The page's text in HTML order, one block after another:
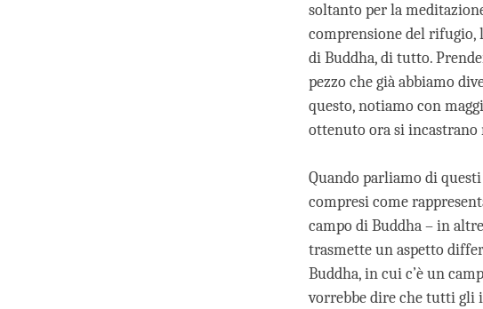
soltanto per la
comprensione del rifugio,
di Buddha, di tutto.
pezzo che già abbiamo
questo, notiamo con
ottenuto ora si
Quando parliamo di
compresi come
campo di Buddha – in
trasmette un aspetto
Buddha, in cui c’è un
vorrebbe dire che tutti gli